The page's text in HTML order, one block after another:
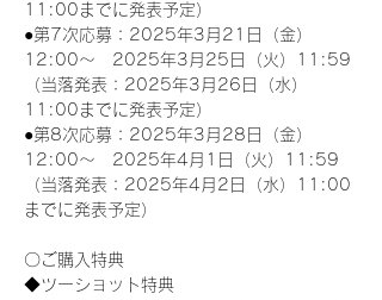
11:00までに発表予定）
●第7次応募：2025年3月21日（金）
12:00～　2025年3月25日（火）11:59
（当落発表：2025年3月26日（水）
11:00までに発表予定）
●第8次応募：2025年3月28日（金）
12:00～　2025年4月1日（火）11:59
（当落発表：2025年4月2日（水）11:00
までに発表予定）
〇ご購入特典
◆ツーショット特典